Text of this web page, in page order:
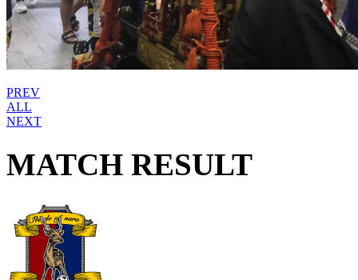
PREV
ALL
NEXT
MATCH RESULT